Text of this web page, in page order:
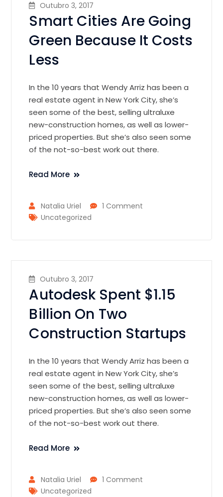
Outubro 3, 2017
Smart Cities Are Going
Green Because It Costs
Less
In the 10 years that Wendy Arriz has been a
real estate agent in New York City, she’s
seen some of the best, selling ultraluxe
new-construction homes, as well as lower-
priced properties. But she’s also seen some
of the not-so-best work out there.
Read More
Natalia Uriel
1 Comment
Uncategorized
Outubro 3, 2017
Autodesk Spent $1.15
Billion On Two
Construction Startups
In the 10 years that Wendy Arriz has been a
real estate agent in New York City, she’s
seen some of the best, selling ultraluxe
new-construction homes, as well as lower-
priced properties. But she’s also seen some
of the not-so-best work out there.
Read More
Natalia Uriel
1 Comment
Uncategorized